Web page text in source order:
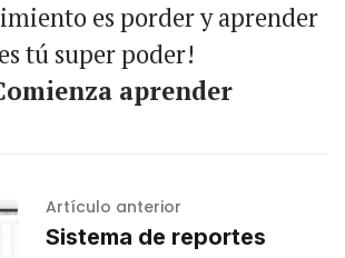
es porder y aprender
es tú super poder!
aprender
Artículo anterior
Sistema de reportes